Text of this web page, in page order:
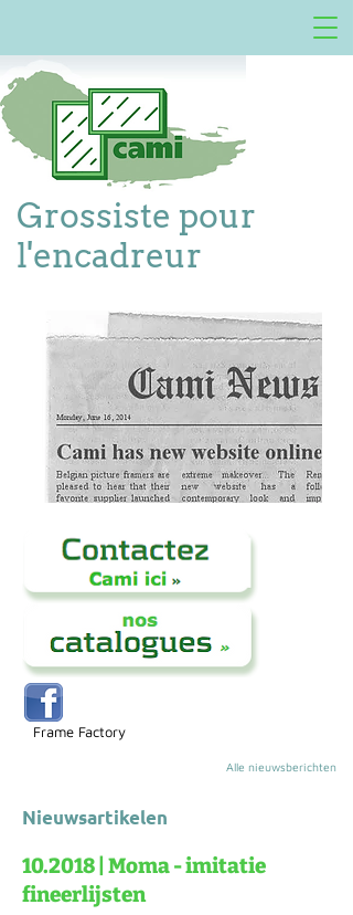
Grossiste pour
l'encadreur
Frame Factory
Alle nieuwsberichten
Nieuwsartikelen
10.2018 | Moma - imitatie
fineerlijsten